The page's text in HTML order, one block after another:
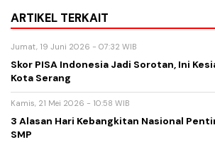
ARTIKEL TERKAIT
Jumat, 19 Juni 2026 - 07:32 WIB
Skor PISA Indonesia Jadi Sorotan, Ini
Kota Serang
Kamis, 21 Mei 2026 - 10:58 WIB
3 Alasan Hari Kebangkitan Nasional
SMP